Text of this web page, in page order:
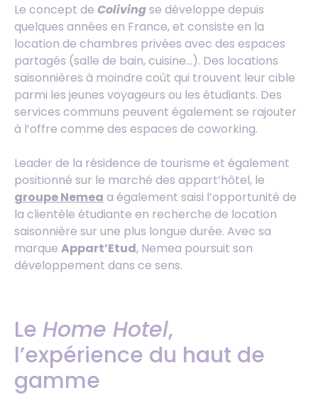
Le concept de Colivingse développe depuis
quelques années en France, et consiste en la
location de chambres privées avec des espaces
partagés (salle de bain, cuisine…). Des locations
saisonnières à moindre coût qui trouvent leur cible
parmi les jeunes voyageurs ou les étudiants. Des
services communs peuvent également se rajouter
à l’offre comme des espaces de coworking.
Leader de la résidence de tourisme et également
positionné sur le marché des appart’hôtel, le
groupe Nemea a également saisi l’opportunité de
la clientèle étudiante en recherche de location
saisonnière sur une plus longue durée. Avec sa
marque Appart’Etud, Nemea poursuit son
développement dans ce sens.
Le Home Hotel,
l’expérience du haut de
gamme